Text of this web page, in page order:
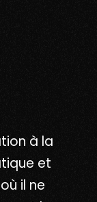
à la
et
il ne